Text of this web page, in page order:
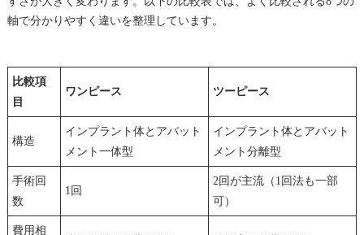
軸で分かりやすく違いを整理しています。
比較項
目
ワンピース ツーピース
構造
インプラント体とアバット
メント一体型
インプラント体とアバット
メント分離型
手術回
数
1回
2回が主流（1回法も一部
可）
費用相